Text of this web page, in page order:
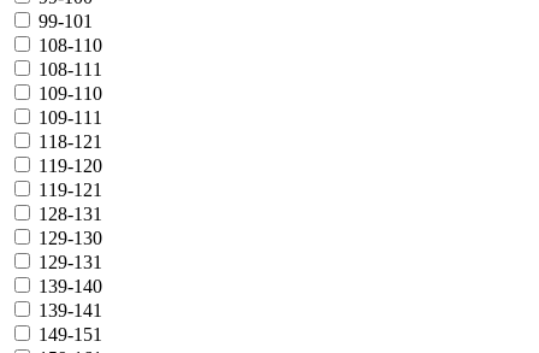
99-101
108-110
108-111
109-110
109-111
118-121
119-120
119-121
128-131
129-130
129-131
139-140
139-141
149-151